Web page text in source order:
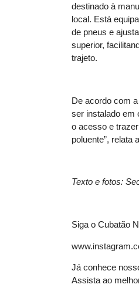
destinado à
local. Está
de pneus e
superior,
trajeto.
De acordo com
ser instalado em
o acesso e
poluente”, relata
Texto e fotos:
Siga o Cubatão
Já conhece
Assista ao